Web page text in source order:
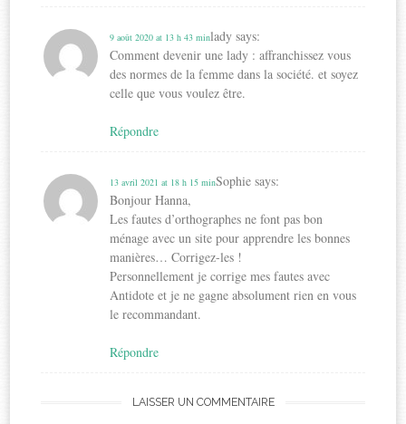
lady says:
9 août 2020 at 13 h 43 min
Comment devenir une lady : affranchissez vous
des normes de la femme dans la société. et soyez
celle que vous voulez être.
Répondre
Sophie says:
13 avril 2021 at 18 h 15 min
Bonjour Hanna,
Les fautes d’orthographes ne font pas bon
ménage avec un site pour apprendre les bonnes
manières… Corrigez-les !
Personnellement je corrige mes fautes avec
Antidote et je ne gagne absolument rien en vous
le recommandant.
Répondre
LAISSER UN COMMENTAIRE